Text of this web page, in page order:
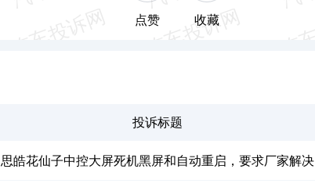
点赞 收藏
投诉标题
思皓花仙子中控大屏死机黑屏和自动重启，要求厂家解决